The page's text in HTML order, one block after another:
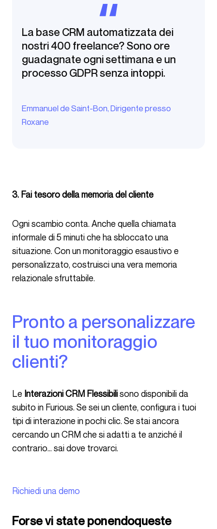
La base CRM automatizzata dei
nostri 400 freelance? Sono ore
guadagnate ogni settimana e un
processo GDPR senza intoppi.
Emmanuel de Saint-Bon, Dirigente presso
Roxane
3. Fai tesoro della memoria del cliente
Ogni scambio conta. Anche quella chiamata
informale di 5 minuti che ha sbloccato una
situazione. Con un monitoraggio esaustivo e
personalizzato, costruisci una vera memoria
relazionale sfruttabile.
Pronto a personalizzare
il tuo monitoraggio
clienti?
Le Interazioni CRM Flessibilisono disponibili da
subito in Furious. Se sei un cliente, configura i tuoi
tipi di interazione in pochi clic. Se stai ancora
cercando un CRM che si adatti a te anziché il
contrario… sai dove trovarci.
Richiedi una demo
Forse vi state ponendoqueste